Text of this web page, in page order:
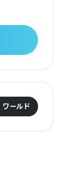
ワールド